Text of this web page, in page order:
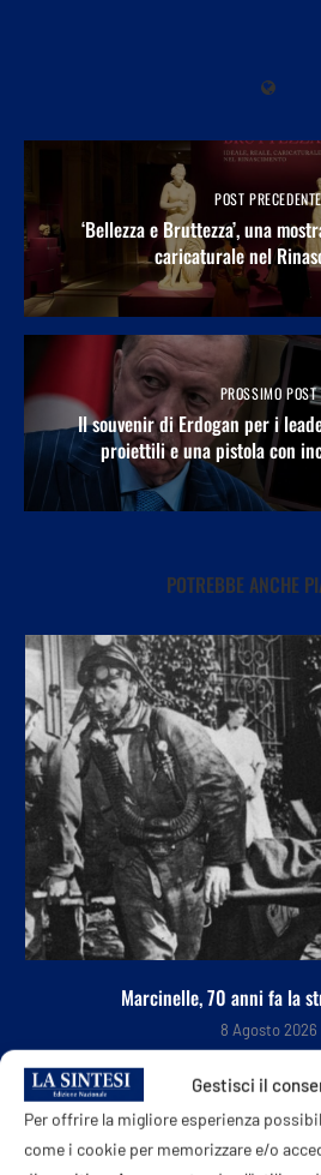
Gestisci il
Per offrire la migliore esperienza
come i cookie per memorizzare e/o
POST PRECEDENTE
‘Bellezza e Bruttezza’, una
caricaturale nel
PROSSIMO POST
Il souvenir di Erdogan per i
proiettili e una pistola con
POTREBBE ANCHE
Marcinelle, 70 anni fa la
8 Agosto 2026